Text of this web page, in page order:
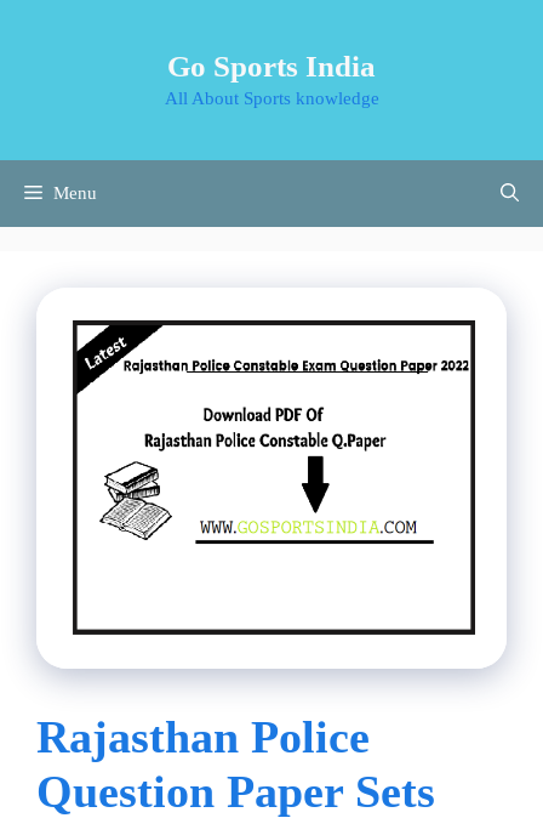
Go Sports India
All About Sports knowledge
Menu
Rajasthan Police
Question Paper Sets